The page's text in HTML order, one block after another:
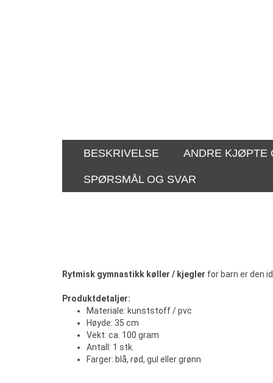
BESKRIVELSE ANDRE KJØPTE
SPØRSMÅL OG SVAR
Rytmisk gymnastikk køller / kjegler for barn er den
Produktdetaljer:
Materiale: kunststoff / pvc
Høyde: 35 cm
Vekt: ca. 100 gram
Antall: 1 stk.
Farger: blå, rød, gul eller grønn